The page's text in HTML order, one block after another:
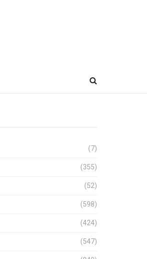
(7)
(355)
(52)
(598)
(424)
(547)